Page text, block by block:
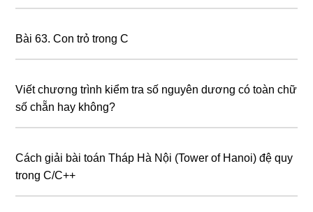
Bài 63. Con trỏ trong C
Viết chương trình kiểm tra số nguyên dương có toàn chữ
số chẵn hay không?
Cách giải bài toán Tháp Hà Nội (Tower of Hanoi) đệ quy
trong C/C++